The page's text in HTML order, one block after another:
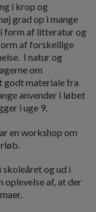
i krop og
grad op i mange
form af litteratur og
af forskellige
I natur og
om
godt materiale fra
anvender i løbet
i uge 9.
en workshop om
og ud i
oplevelse af, at der